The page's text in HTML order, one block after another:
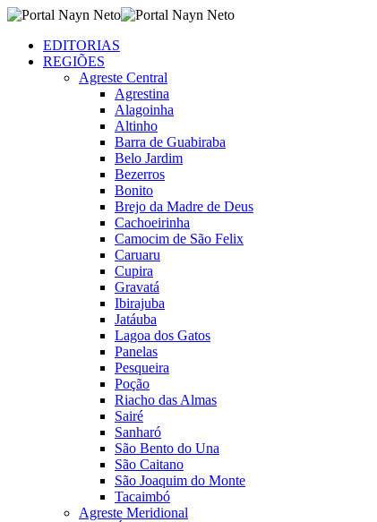
EDITORIAS
REGIÕES
Agreste Central
Agrestina
Alagoinha
Altinho
Barra de Guabiraba
Belo Jardim
Bezerros
Bonito
Brejo da Madre de Deus
Cachoeirinha
Camocim de São Felix
Caruaru
Cupira
Gravatá
Ibirajuba
Jatáuba
Lagoa dos Gatos
Panelas
Pesqueira
Poção
Riacho das Almas
Sairé
Sanharó
São Bento do Una
São Caitano
São Joaquim do Monte
Tacaimbó
Agreste Meridional